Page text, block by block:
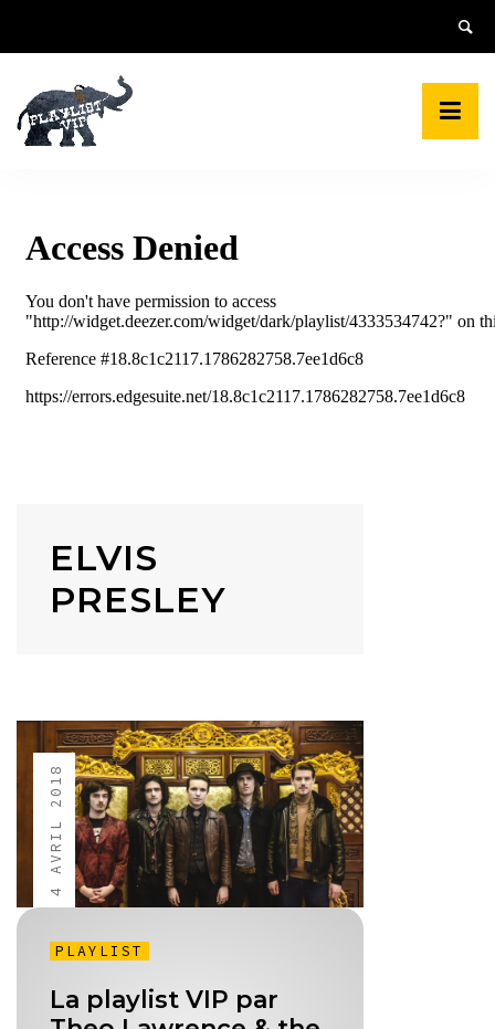
ELVIS
PRESLEY
4 AVRIL 2018
PLAYLIST
La playlist VIP par